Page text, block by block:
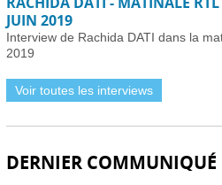
Installer des pièges à frelons
pour prévenir l’invasion de 2026 -
Améliorer la sécurité routière des
Grève des pilotes Lufthansa :
en Europe et en France -
Une nouvelle ère d’ici 2030 -31
candidats -31 mars 2026
JUIN 2019
Interview de Rachida DATI dans la
2019
Voir toutes les interviews
DERNIER COMMUNIQUÉ